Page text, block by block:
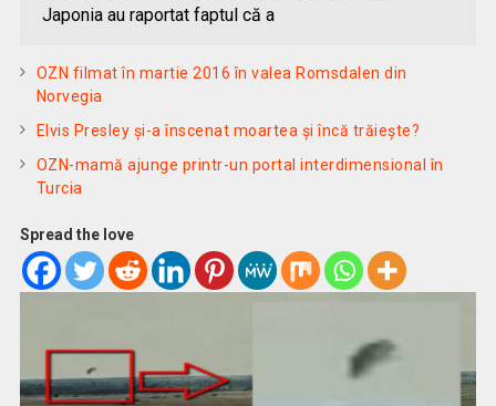
Japonia au raportat faptul că a
OZN filmat în martie 2016 în valea Romsdalen din
Norvegia
Elvis Presley şi-a înscenat moartea şi încă trăieşte?
OZN-mamă ajunge printr-un portal interdimensional în
Turcia
Spread the love